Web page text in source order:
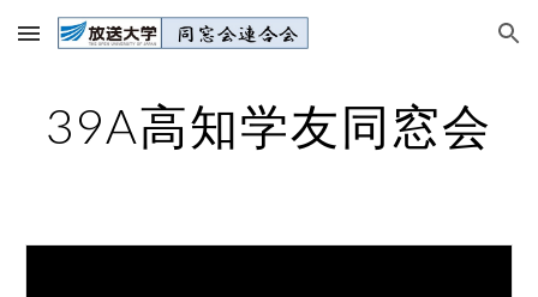
Skip to main content Skip to navigation
39A高知学友同窓会